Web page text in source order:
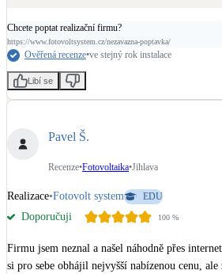
Chcete poptat realizační firmu?
https://www.fotovoltsystem.cz/nezavazna-poptavka/
Ověřená recenze•ve stejný rok instalace
Libí se
Pavel Š.
Recenze•Fotovoltaika•Jihlava
Realizace•Fotovolt system EDU
Doporučuji 100 %
Firmu jsem neznal a našel náhodně přes
si pro sebe obhájil nejvyšší nabízenou cenu,